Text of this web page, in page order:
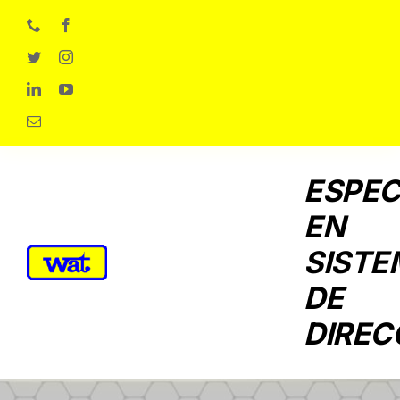
content
EN
DE